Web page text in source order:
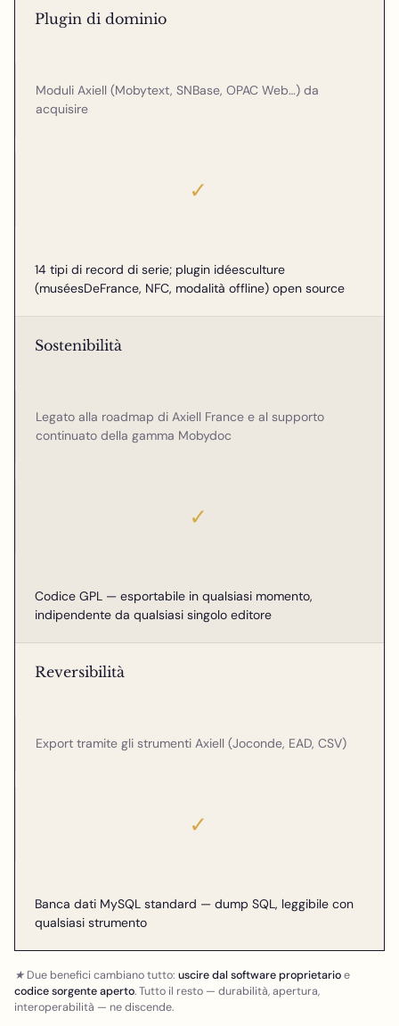
Plugin di dominio
Moduli Axiell (Mobytext, SNBase, OPAC Web…) da
acquisire
✓
14 tipi di record di serie; plugin idéesculture
(muséesDeFrance, NFC, modalità offline) open source
Sostenibilità
Legato alla roadmap di Axiell France e al supporto
continuato della gamma Mobydoc
✓
Codice GPL — esportabile in qualsiasi momento,
indipendente da qualsiasi singolo editore
Reversibilità
Export tramite gli strumenti Axiell (Joconde, EAD, CSV)
✓
Banca dati MySQL standard — dump SQL, leggibile con
qualsiasi strumento
★ Due benefici cambiano tutto: uscire dal software proprietarioe
codice sorgente aperto. Tutto il resto — durabilità, apertura,
interoperabilità — ne discende.